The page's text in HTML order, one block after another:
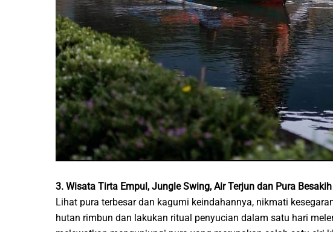
3. Wisata Tirta Empul, Jungle Swing, Air Terjun dan Pura Besakih
Lihat pura terbesar dan kagumi keindahannya, nikmati
hutan rimbun dan lakukan ritual penyucian dalam satu hari